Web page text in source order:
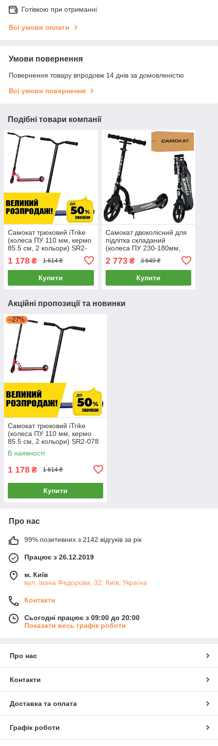
Готівкою при отриманні
Всі умови оплати
Умови повернення
Повернення товару впродовж 14 днів за домовленістю
Всі умови повернення
Подібні товари компанії
Самокат трюковий iTrike
(колеса ПУ 110 мм, кермо
85.5 см, 2 кольори) SR2-
1 178 ₴ 1 614 ₴
Купити
Самокат двоколісний для
підлітка складаний
(колеса ПУ 230-180мм,
кермо 81/95см) iTrike SR
2-035-2 Чорний
2 773₴ 3 649 ₴
Купити
Акційні пропозиції та новинки
–27%
Самокат трюковий iTrike
(колеса ПУ 110 мм, кермо
85.5 см, 2 кольори) SR2-078
В наявності
1 178 ₴ 1 614 ₴
Купити
Про нас
99% позитивних з 2142 відгуків за рік
Працює з 26.12.2019
м. Київ
вул. Івана Федорова, 32, Київ, Україна
Контакти
Сьогодні працює з 09:00 до 20:00
Показати весь графік роботи
Про нас
Контакти
Доставка та оплата
Графік роботи